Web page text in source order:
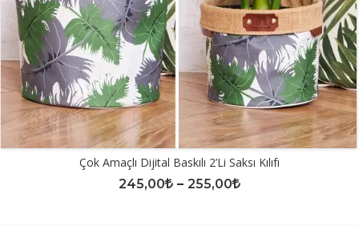
Çok Amaçlı Dijital Baskılı 2’li Saksı Kılıfı
245,00
– 255,00